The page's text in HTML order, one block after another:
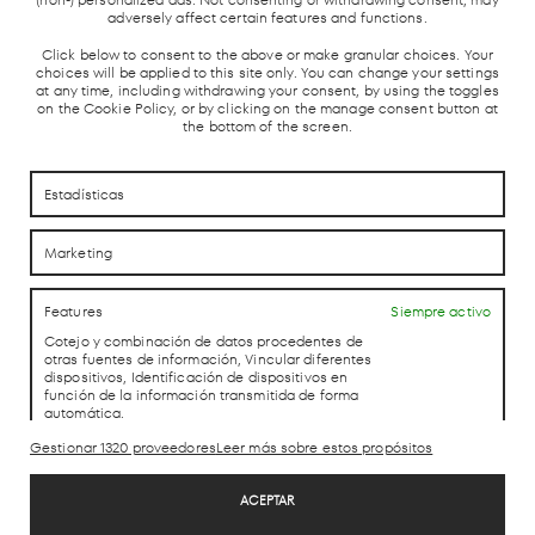
adversely affect certain features and functions.
Click below to consent to the above or make granular choices. Your
choices will be applied to this site only. You can change your settings
at any time, including withdrawing your consent, by using the toggles
on the Cookie Policy, or by clicking on the manage consent button at
the bottom of the screen.
Estadísticas
Marketing
Features
Siempre activo
Cotejo y combinación de datos procedentes de
otras fuentes de información, Vincular diferentes
dispositivos, Identificación de dispositivos en
función de la información transmitida de forma
automática.
Utilizar datos de localización geográfica precisa, Identificar los
dispositivos en función de la información solicitada
Gestionar 1320 proveedoresLeer más sobre estos propósitos
ACEPTAR
CÓMO LLEGAR
CÓMO LLEGAR
CONTACTO
CONTACTO
LAB theCLUB
Aviso Legal
Política de Privacidad